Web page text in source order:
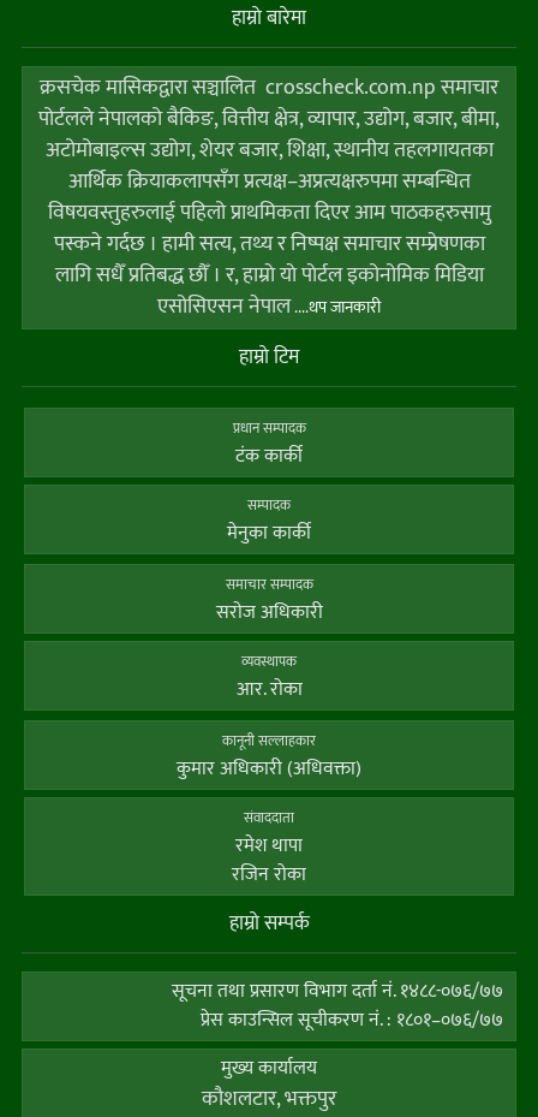
हाम्राे बारेमा
क्रसचेक मासिकद्वारा सञ्चालित crosscheck.com.np समाचार
पोर्टलले नेपालको बैकिङ, वित्तीय क्षेत्र, व्यापार, उद्योग, बजार, बीमा,
अटोमोबाइल्स उद्योग, शेयर बजार, शिक्षा, स्थानीय तहलगायतका
आर्थिक क्रियाकलापसँग प्रत्यक्ष–अप्रत्यक्षरुपमा सम्बन्धित
विषयवस्तुहरुलाई पहिलो प्राथमिकता दिएर आम पाठकहरुसामु
पस्कने गर्दछ । हामी सत्य, तथ्य र निष्पक्ष समाचार सम्प्रेषणका
लागि सधैँ प्रतिबद्ध छौँ । र, हाम्राे याे पाेर्टल इकोनोमिक मिडिया
एसोसिएसन नेपाल....थप जानकारी
हाम्राे टिम
प्रधान सम्पादक
टंक कार्की
सम्पादक
मेनुका कार्की
समाचार सम्पादक
सराेज अधिकारी
व्यवस्थापक
आर. राेका
कानूनी सल्लाहकार
कुमार अधिकारी (अधिवक्ता)
संवाददाता
रमेश थापा
रजिन रोका
हाम्राे सम्पर्क
सूचना तथा प्रसारण विभाग दर्ता नं. १४८८-०७६/७७
प्रेस काउन्सिल सूचीकरण नं. : १८०१–०७६/७७
मुख्य कार्यालय
कौशलटार, भक्तपुर